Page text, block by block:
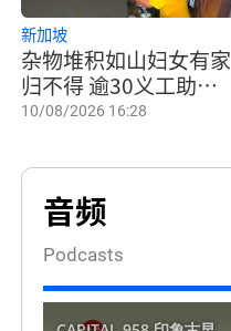
杂物堆积如山妇女有家
归不得 逾30义工助她
重归家园
新加坡
10/08/2026 16:28
音频
Podcasts